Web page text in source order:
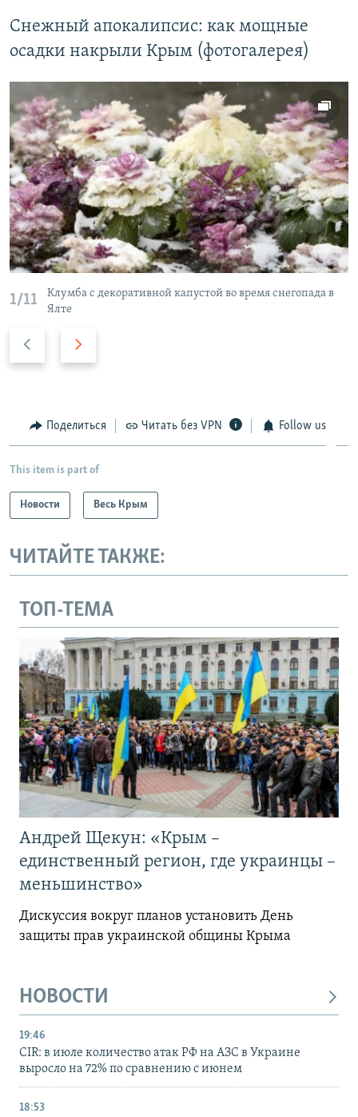
Снежный апокалипсис: как мощные
осадки накрыли Крым (фотогалерея)
1/11
Клумба с декоративной капустой во время снегопада в
Ялте
щ
и
й
л
а
ю
и
й
с
а
й
Поделиться Читать без VPN Follow us
This item is part of
Новости Весь Крым
ЧИТАЙТЕ ТАКЖЕ:
ТОП-ТЕМА
Андрей Щекун: «Крым –
единственный регион, где украинцы –
меньшинство»
Дискуссия вокруг планов установить День
защиты прав украинской общины Крыма
НОВОСТИ
19:46
CIR: в июле количество атак РФ на АЗС в Украине
выросло на 72% по сравнению с июнем
18:53